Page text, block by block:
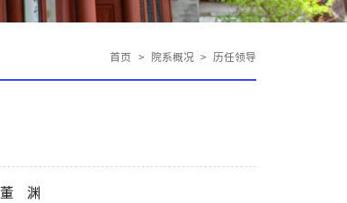
首页 > 院系概况 > 历任领导
董渊